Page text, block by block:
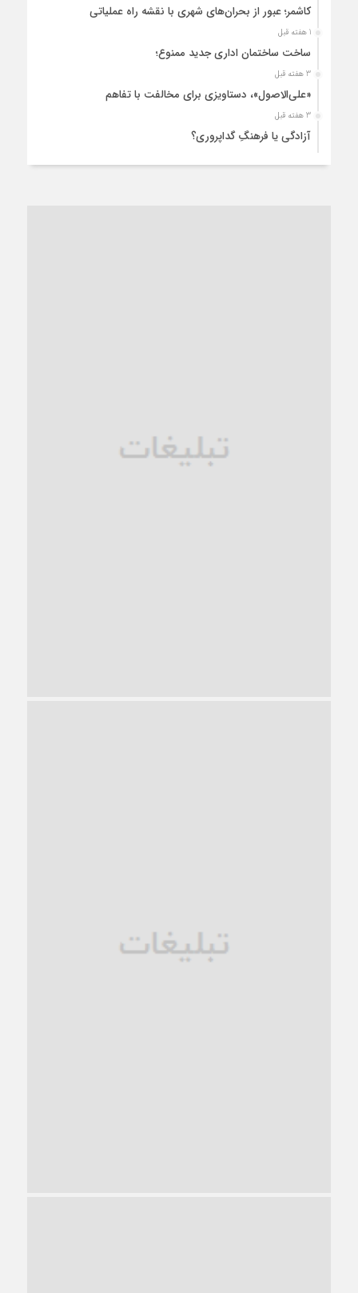
کاشمر؛ عبور از بحران‌های شهری با نقشه راه عملیاتی
1 هفته قبل
ساخت ساختمان اداری جدید ممنوع؛
3 هفته قبل
«علی‌الاصول»، دستاویزی برای مخالفت با تفاهم
3 هفته قبل
آزادگی یا فرهنگِ گداپروری؟
ترجیح عقلانیت ایرانی بر دیدگاه‌های آخرالزمانی